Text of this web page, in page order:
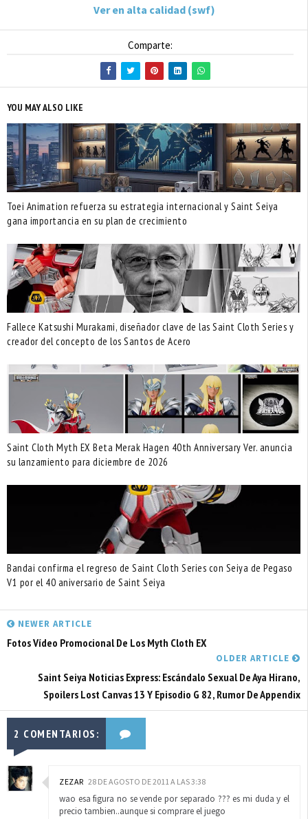
Ver en alta calidad (swf)
Comparte:
YOU MAY ALSO LIKE
Toei Animation refuerza su estrategia internacional y Saint Seiya
gana importancia en su plan de crecimiento
Fallece Katsushi Murakami, diseñador clave de las Saint Cloth Series y
creador del concepto de los Santos de Acero
Saint Cloth Myth EX Beta Merak Hagen 40th Anniversary Ver. anuncia
su lanzamiento para diciembre de 2026
Bandai confirma el regreso de Saint Cloth Series con Seiya de Pegaso
V1 por el 40 aniversario de Saint Seiya
NEWER ARTICLE
Fotos Vídeo Promocional De Los Myth Cloth EX
OLDER ARTICLE
Saint Seiya Noticias Express: Escándalo Sexual De Aya Hirano,
Spoilers Lost Canvas 13 Y Episodio G 82, Rumor De Appendix
2 COMENTARIOS:
ZEZAR 28 DE AGOSTO DE 2011 A LAS 3:38
wao esa figura no se vende por separado ??? es mi duda y el
precio tambien..aunque si comprare el juego